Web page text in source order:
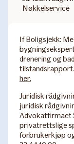
Nøkkelservice
If Boligsjekk:
drenering og
tilstandsrapport.
her.
Juridisk
juridisk
Advokatfirmaet
privatrettslige
forbrukerkjøp